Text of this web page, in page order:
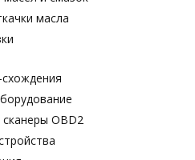
масла
OBD2